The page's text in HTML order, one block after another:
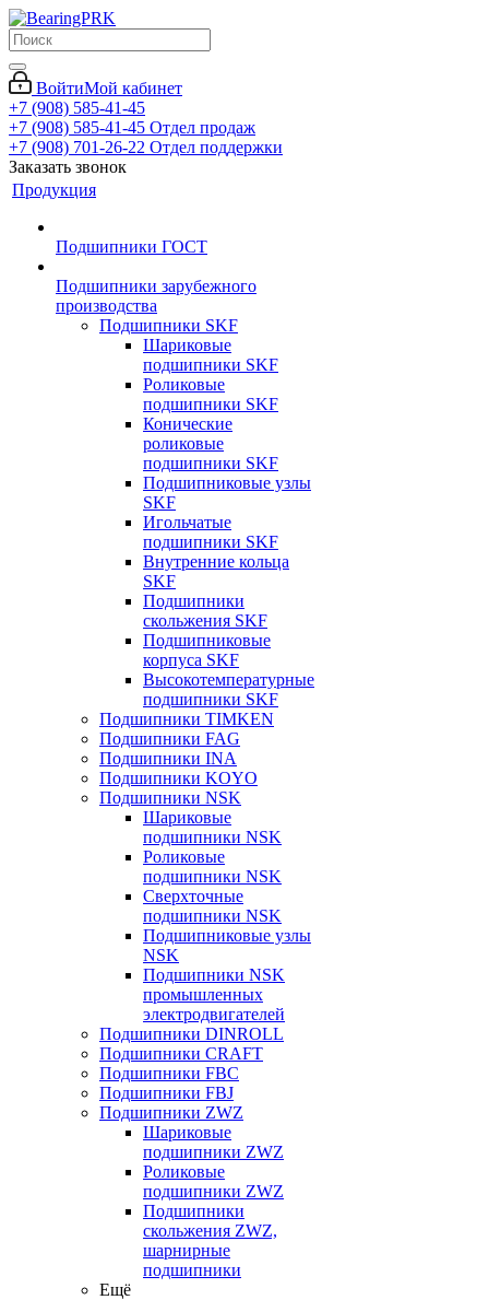
ВойтиМой кабинет
+7 (908) 585-41-45
+7 (908) 585-41-45 Отдел продаж
+7 (908) 701-26-22 Отдел поддержки
Заказать звонок
Продукция
Подшипники ГОСТ
Подшипники зарубежного
производства
Подшипники SKF
Шариковые
подшипники SKF
Роликовые
подшипники SKF
Конические
роликовые
подшипники SKF
Подшипниковые узлы
SKF
Игольчатые
подшипники SKF
Внутренние кольца
SKF
Подшипники
скольжения SKF
Подшипниковые
корпуса SKF
Высокотемпературные
подшипники SKF
Подшипники TIMKEN
Подшипники FAG
Подшипники INA
Подшипники KOYO
Подшипники NSK
Шариковые
подшипники NSK
Роликовые
подшипники NSK
Сверхточные
подшипники NSK
Подшипниковые узлы
NSK
Подшипники NSK
промышленных
электродвигателей
Подшипники DINROLL
Подшипники CRAFT
Подшипники FBC
Подшипники FBJ
Подшипники ZWZ
Шариковые
подшипники ZWZ
Роликовые
подшипники ZWZ
Подшипники
скольжения ZWZ,
шарнирные
подшипники
Ещё